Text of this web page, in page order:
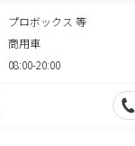
プロボックス 等
商用車
08:00-20:00